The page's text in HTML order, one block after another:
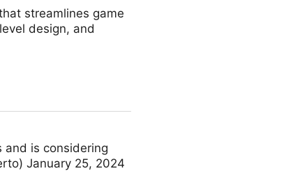
streamlines game
design, and
and is considering
January 25, 2024